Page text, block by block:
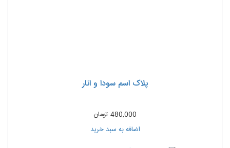
پلاک اسم سودا و انار
480,000 تومان
اضافه به سبد خرید